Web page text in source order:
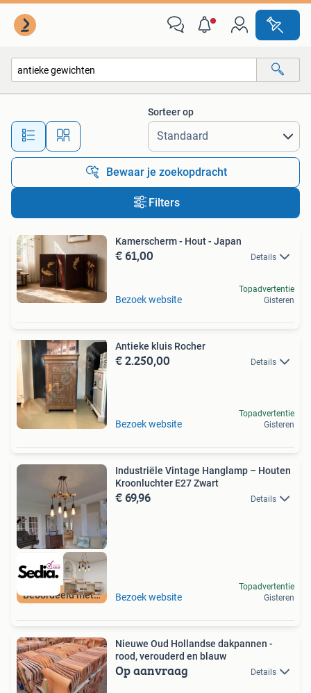
Alle afstanden…
Sorteer op
Bewaar je zoekopdracht
Filters
Kamerscherm - Hout - Japan
€ 61,00 Details
Bezoek website
Topadvertentie
Gisteren
Antieke kluis Rocher
€ 2.250,00 Details
Bezoek website
Topadvertentie
Gisteren
Beoordeeld met 9+
Industriële Vintage Hanglamp – Houten
Kroonluchter E27 Zwart
€ 69,96 Details
Bezoek website
Topadvertentie
Gisteren
Nieuwe Oud Hollandse dakpannen -
rood, verouderd en blauw
Op aanvraag Details